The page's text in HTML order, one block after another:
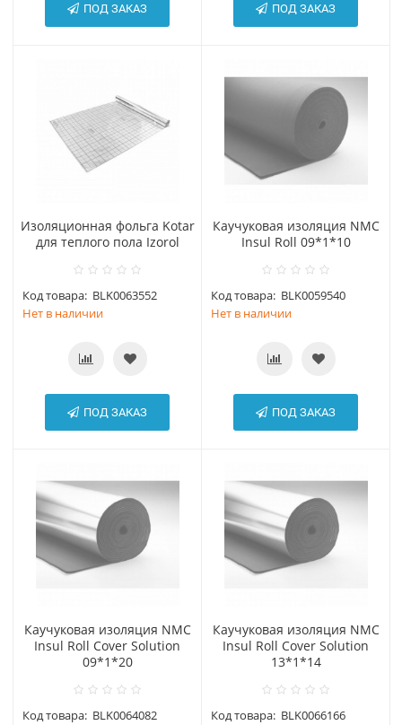
ПОД ЗАКАЗ ПОД ЗАКАЗ
Изоляционная фольга Kotar
для теплого пола Izorol
Код товара: BLK0063552
Нет в наличии
ПОД ЗАКАЗ
Каучуковая изоляция NMC
Insul Roll 09*1*10
Код товара: BLK0059540
Нет в наличии
ПОД ЗАКАЗ
Каучуковая изоляция NMC
Insul Roll Cover Solution
09*1*20
Код товара: BLK0064082
Каучуковая изоляция NMC
Insul Roll Cover Solution
13*1*14
Код товара: BLK0066166